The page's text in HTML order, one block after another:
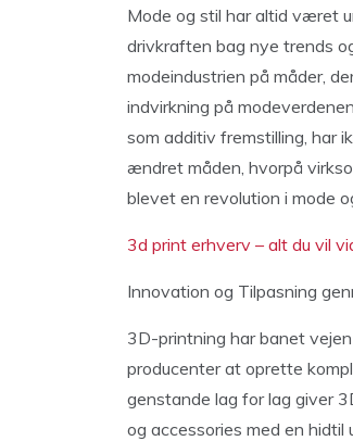
Mode og stil har altid været
drivkraften bag nye trends
modeindustrien på måder,
indvirkning på
som additiv fremstilling, har
ændret måden, hvorpå
blevet en revolution i mode
3d print erhverv – alt du vil
Innovation og Tilpasning
3D-printning har banet
producenter at oprette
genstande lag for lag giver
og accessories med en